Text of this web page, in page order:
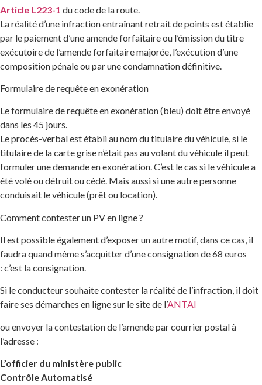
Article L223-1 du code de la route.
La réalité d’une infraction entraînant retrait de points est établie
par le paiement d’une amende forfaitaire ou l’émission du titre
exécutoire de l’amende forfaitaire majorée, l’exécution d’une
composition pénale ou par une condamnation définitive.
Formulaire de requête en exonération
Le formulaire de requête en exonération (bleu) doit être envoyé
dans les 45 jours.
Le procès-verbal est établi au nom du titulaire du véhicule, si le
titulaire de la carte grise n’était pas au volant du véhicule il peut
formuler une demande en exonération. C’est le cas si le véhicule a
été volé ou détruit ou cédé. Mais aussi si une autre personne
conduisait le véhicule (prêt ou location).
Comment contester un PV en ligne ?
Il est possible également d’exposer un autre motif, dans ce cas, il
faudra quand même s’acquitter d’une consignation de 68 euros
: c’est la consignation.
Si le conducteur souhaite contester la réalité de l’infraction, il doit
faire ses démarches en ligne sur le site de l’ANTAI
ou envoyer la contestation de l’amende par courrier postal à
l’adresse :
L’officier du ministère public
Contrôle Automatisé